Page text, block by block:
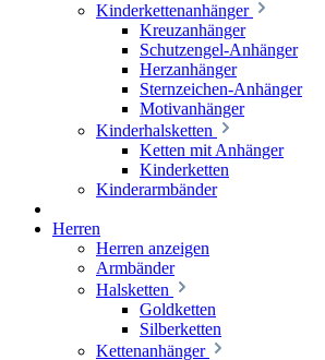
Kinderkettenanhänger
Kreuzanhänger
Schutzengel-Anhänger
Herzanhänger
Sternzeichen-Anhänger
Motivanhänger
Kinderhalsketten
Ketten mit Anhänger
Kinderketten
Kinderarmbänder
Herren
Herren anzeigen
Armbänder
Halsketten
Goldketten
Silberketten
Kettenanhänger